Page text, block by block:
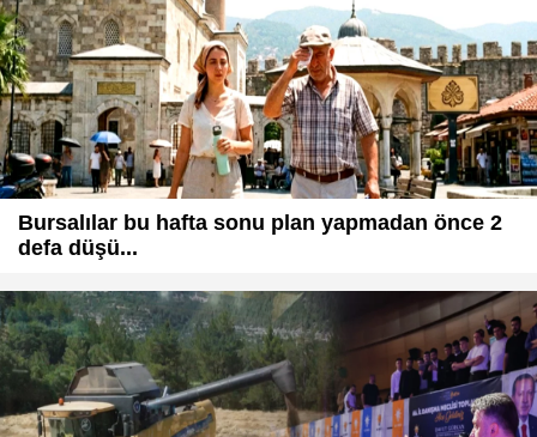
Bursalılar bu hafta sonu plan yapmadan önce 2
defa düşü...